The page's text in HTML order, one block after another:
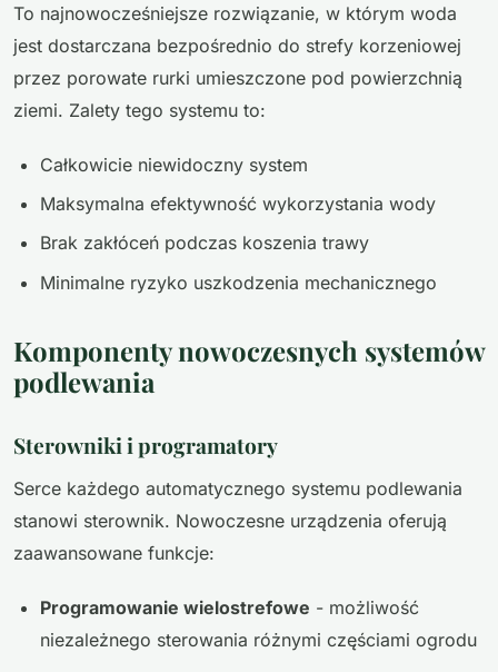
To najnowocześniejsze rozwiązanie, w którym woda
jest dostarczana bezpośrednio do strefy korzeniowej
przez porowate rurki umieszczone pod powierzchnią
ziemi. Zalety tego systemu to:
Całkowicie niewidoczny system
Maksymalna efektywność wykorzystania wody
Brak zakłóceń podczas koszenia trawy
Minimalne ryzyko uszkodzenia mechanicznego
Komponenty nowoczesnych systemów
podlewania
Sterowniki i programatory
Serce każdego automatycznego systemu podlewania
stanowi sterownik. Nowoczesne urządzenia oferują
zaawansowane funkcje:
Programowanie wielostrefowe - możliwość
niezależnego sterowania różnymi częściami ogrodu